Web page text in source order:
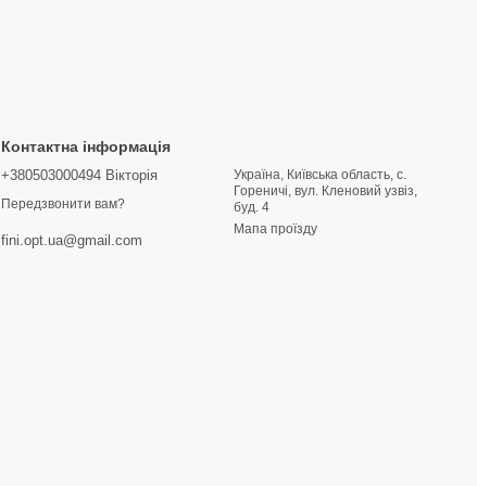
Контактна інформація
+380503000494 Вікторія
Передзвонити вам?
fini.opt.ua@gmail.com
Україна, Київська область, с.
Гореничі, вул. Кленовий узвіз,
буд. 4
Мапа проїзду